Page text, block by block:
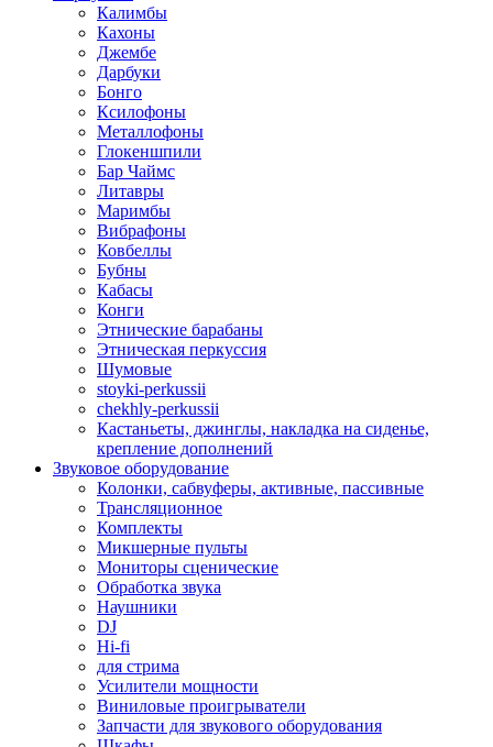
Калимбы
Кахоны
Джембе
Дарбуки
Бонго
Ксилофоны
Металлофоны
Глокеншпили
Бар Чаймс
Литавры
Маримбы
Вибрафоны
Ковбеллы
Бубны
Кабасы
Конги
Этнические барабаны
Этническая перкуссия
Шумовые
stoyki-perkussii
chekhly-perkussii
Кастаньеты, джинглы, накладка на сиденье,
крепление дополнений
Звуковое оборудование
Колонки, сабвуферы, активные, пассивные
Трансляционное
Комплекты
Микшерные пульты
Мониторы сценические
Обработка звука
Наушники
DJ
Hi-fi
для стрима
Усилители мощности
Виниловые проигрыватели
Запчасти для звукового оборудования